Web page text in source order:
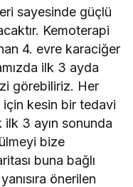
sayesinde güçlü
Kemoterapi
4. evre karaciğer
ilk 3 ayda
görebiliriz. Her
için kesin bir tedavi
3 ayın sonunda
bize
buna bağlı
önerilen